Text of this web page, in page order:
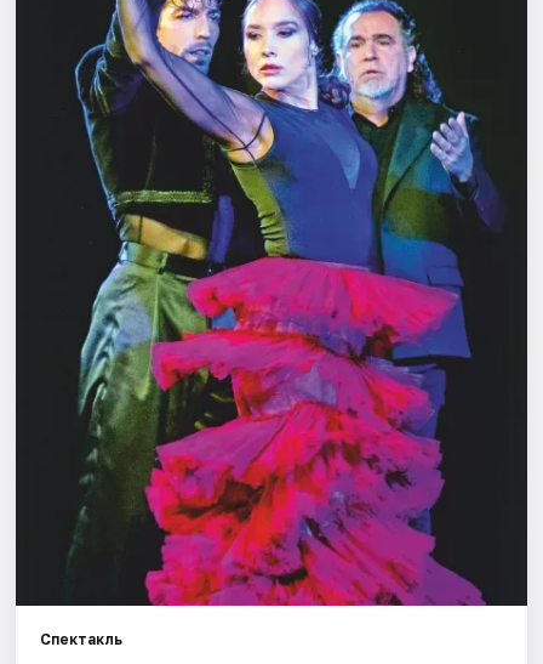
Экскурсии
Спорт
События
Площадки
Артисты
Рейтинги
Спектакль